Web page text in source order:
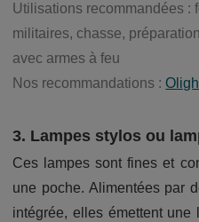
Utilisations recommandées :
militaires, chasse,
avec armes à feu
Nos recommandations :
3. Lampes stylos ou
Ces lampes sont fines et
une poche. Alimentées par
intégrée, elles émettent